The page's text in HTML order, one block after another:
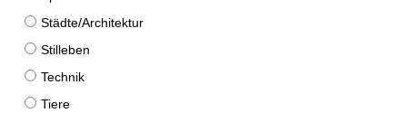
Städte/Architektur
Stilleben
Technik
Tiere